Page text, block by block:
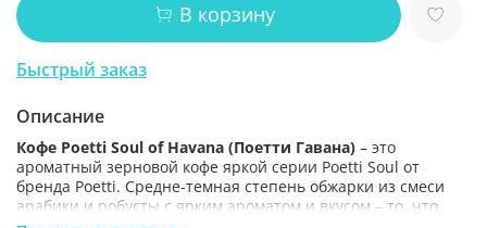
В корзину
Быстрый заказ
Описание
Кофе Poetti Soul of Havana (Поетти Гавана) – это
ароматный зерновой кофе яркой серии Poetti Soul от
бренда Poetti. Средне-темная степень обжарки из смеси
арабики и робусты с ярким ароматом и вкусом – то, что